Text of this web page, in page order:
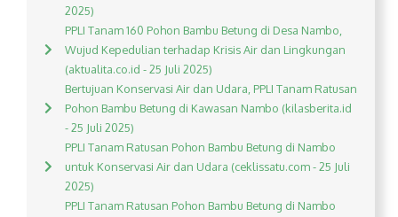
2025)
PPLI Tanam 160 Pohon Bambu Betung di Desa Nambo,
Wujud Kepedulian terhadap Krisis Air dan Lingkungan
(aktualita.co.id - 25 Juli 2025)
Bertujuan Konservasi Air dan Udara, PPLI Tanam Ratusan
Pohon Bambu Betung di Kawasan Nambo (kilasberita.id
- 25 Juli 2025)
PPLI Tanam Ratusan Pohon Bambu Betung di Nambo
untuk Konservasi Air dan Udara (ceklissatu.com - 25 Juli
2025)
PPLI Tanam Ratusan Pohon Bambu Betung di Nambo